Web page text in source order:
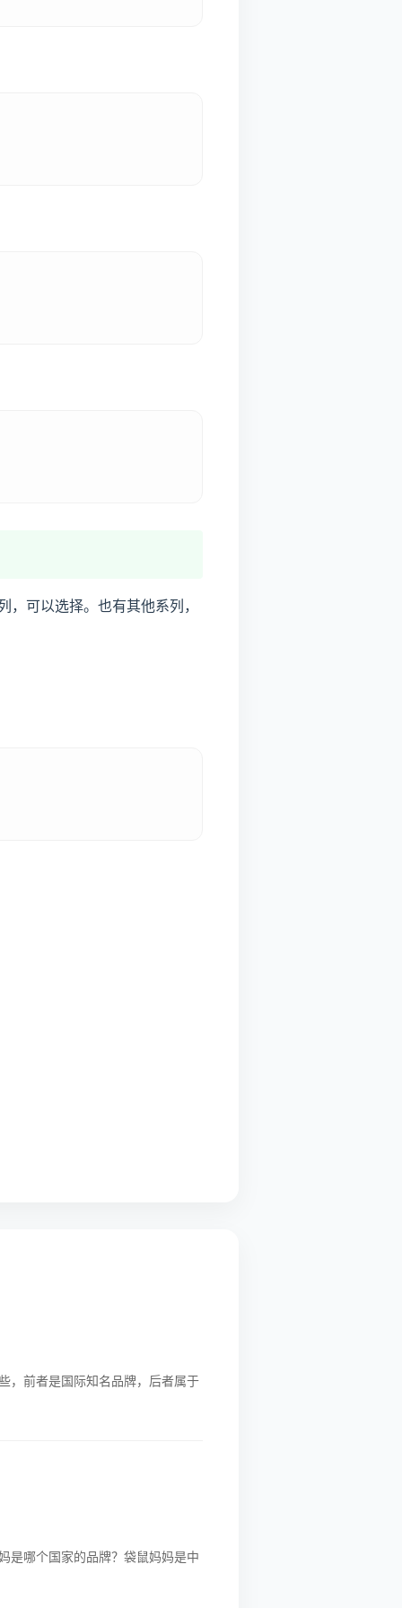
可以选择。也有其他系列，
，前者是国际知名品牌，后者属于
是哪个国家的品牌？袋鼠妈妈是中